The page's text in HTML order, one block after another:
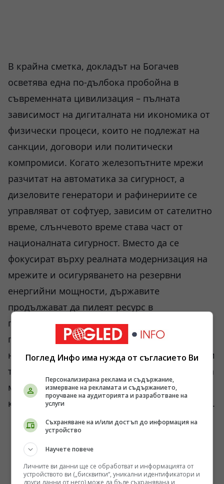
В крайна сметка, докладът на Богачев
осветява една по-дълбока пробойна в
съвременната цивилизация – пълната
зависимост на дигиталната ни икономика от
физически процеси, които не подлежат на
санкции, договори или политически
компромиси. Когато железопътните мрежи
разчитат на автоматика за сигурност, а
дизеловите генератори и рафинериите се
управляват от софтуер, зависим от сателитно
време, слънчевото време става част от
националната сигурност. Вместо да се
фокусират върху реалната модернизация на
мрежите и осигуряването на резервни
енергийни мощности, държавите
продължават да пилеят ресурс в
геополитически месомелачки. Истинският
проблем ще настъпи, когато мрежата угасне
не заради липса на гориво, а заради изгорели
трансформатори, чието производство отнема
между 12 и 18 месеца при сегашния
капацитет на заводите за специални стомани.
Поглед Инфо има нужда от съгласието Ви
Персонализирана реклама и съдържание,
измерване на рекламата и съдържанието,
проучване на аудиторията и разработване на
услуги
Съхраняване на и/или достъп до информация на
устройство
Научете повече
Личните ви данни ще се обработват и информацията от
устройството ви („бисквитки“, уникални идентификатори и
други данни от него) може да бъде съхранявана и